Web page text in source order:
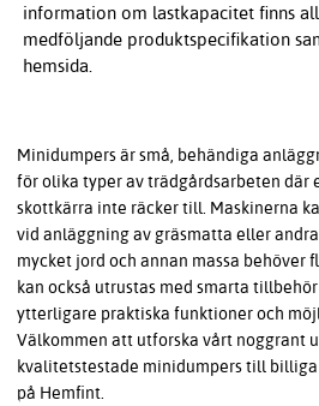
information om lastkapacitet finns
medföljande produktspecifikation
hemsida.
Minidumpers är små, behändiga
för olika typer av trädgårdsarbeten där
skottkärra inte räcker till. Maskinerna
vid anläggning av gräsmatta eller
mycket jord och annan massa behöver
kan också utrustas med smarta
ytterligare praktiska funktioner och
Välkommen att utforska vårt noggrant
kvalitetstestade minidumpers till billiga
på Hemfint.